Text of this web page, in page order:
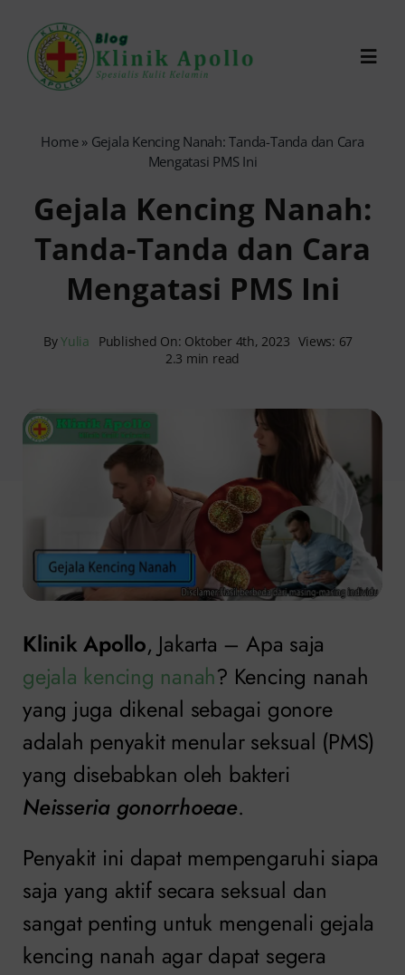
content
Reservasi Online
Home» Gejala Kencing Nanah: Tanda-Tanda dan Cara
Mengatasi PMS Ini
Gejala Kencing Nanah:
Tanda-Tanda dan Cara
Mengatasi PMS Ini
ByYulia Published On: Oktober 4th, 2023 Views: 67
2.3 min read
Klinik Apollo, Jakarta – Apa saja
gejala kencing nanah? Kencing nanah
yang juga dikenal sebagai gonore
adalah penyakit menular seksual (PMS)
yang disebabkan oleh bakteri
Neisseria gonorrhoeae.
Penyakit ini dapat mempengaruhi siapa
saja yang aktif secara seksual dan
sangat penting untuk mengenali gejala
kencing nanah agar dapat segera